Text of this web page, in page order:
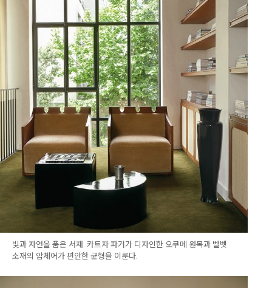
빛과 자연을 품은 서재. 카트자 파거가 디자인한 오쿠메 원목과 벨벳
소재의 암체어가 편안한 균형을 이룬다.